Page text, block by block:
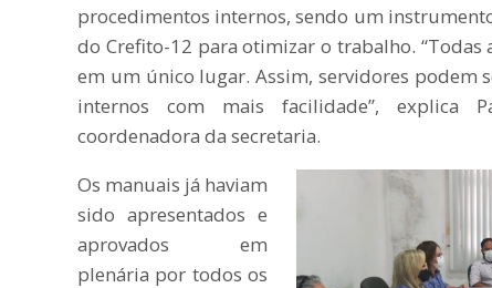
procedimentos internos, sendo um
do Crefito-12 para otimizar o trabalho. “Todas
em um único lugar. Assim, servidores podem
internos com mais facilidade”, explica
coordenadora da secretaria.
Os manuais já haviam
sido apresentados e
aprovados em
plenária por todos os